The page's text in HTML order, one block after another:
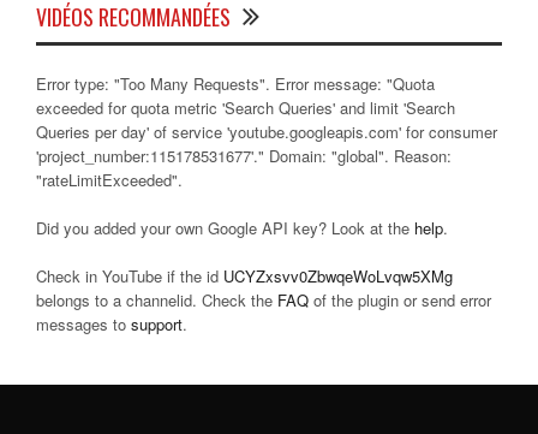
VIDÉOS RECOMMANDÉES
Error type: "Too Many Requests". Error message: "Quota
exceeded for quota metric 'Search Queries' and limit 'Search
Queries per day' of service 'youtube.googleapis.com' for consumer
'project_number:115178531677'." Domain: "global". Reason:
"rateLimitExceeded".
Did you added your own Google API key? Look at the help.
Check in YouTube if the id UCYZxsvv0ZbwqeWoLvqw5XMg
belongs to a channelid. Check the FAQ of the plugin or send error
messages to support.